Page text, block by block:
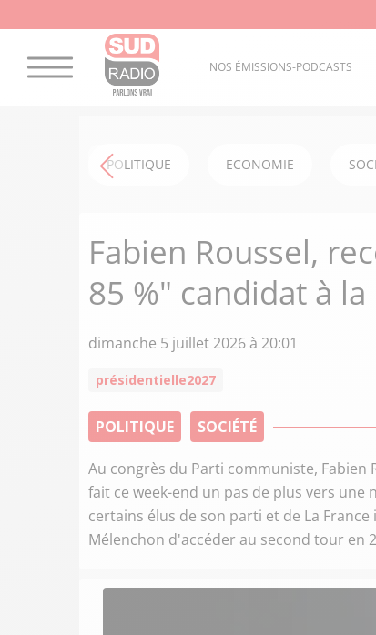
NOS ÉMISSIONS-PODCASTS
POLITIQUE ECONOMIE
Fabien Roussel,
85 %" candidat à
dimanche 5 juillet 2026 à 20:01
présidentielle2027
POLITIQUE SOCIÉTÉ
Au congrès du Parti communiste,
fait ce week-end un pas de plus vers
certains élus de son parti et de La
Mélenchon d'accéder au second tour en